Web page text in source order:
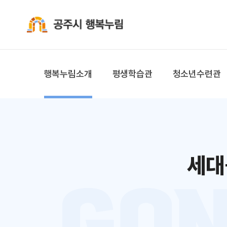
행복누림소개 평생학습관 청소년수련관
세